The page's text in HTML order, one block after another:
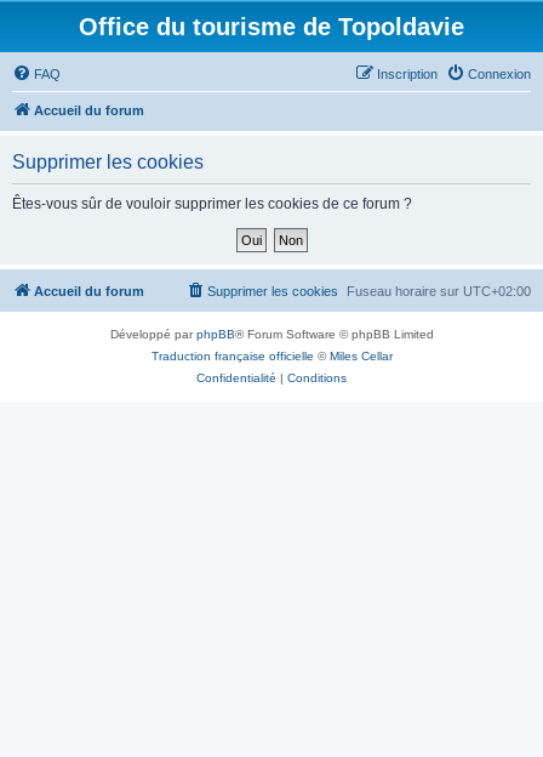
Office du tourisme de Topoldavie
FAQ Connexion
Inscription
Accueil du forum
Supprimer les cookies
Êtes-vous sûr de vouloir supprimer les cookies de ce forum ?
Accueil du forum Fuseau horaire sur UTC+02:00
Supprimer les cookies
Développé parphpBB® Forum Software © phpBB Limited
Traduction française officielle ©Miles Cellar
Confidentialité | Conditions